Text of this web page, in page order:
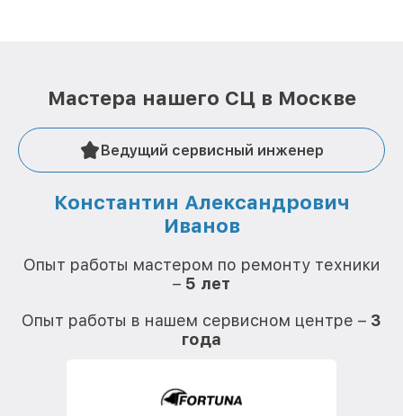
Мастера нашего СЦ в Москве
Ведущий сервисный инженер
Константин Александрович
Иванов
Опыт работы мастером по ремонту техники
– 5 лет
Опыт работы в нашем сервисном центре – 3
года